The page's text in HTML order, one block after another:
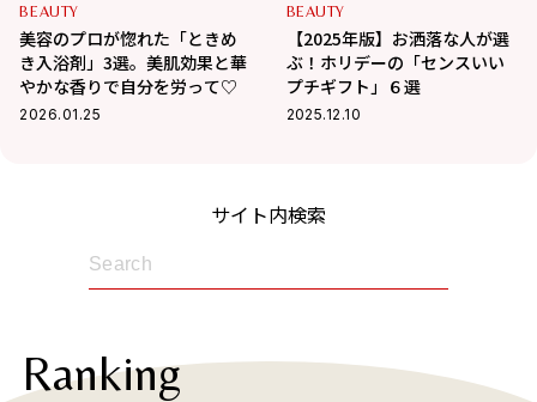
BEAUTY
美容のプロが惚れた「ときめ
き入浴剤」3選。美肌効果と華
やかな香りで自分を労って♡
2026.01.25
BEAUTY
【2025年版】お洒落な人が選
ぶ！ホリデーの「センスいい
プチギフト」６選
2025.12.10
サイト内検索
Ranking